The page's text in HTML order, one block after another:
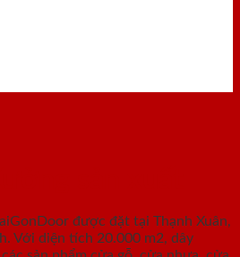
được đặt tại Thạnh Xuân,
Với diện tích 20.000 m2, dây